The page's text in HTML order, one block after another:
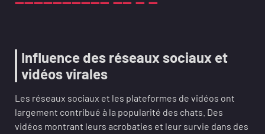
Influence des réseaux sociaux et
vidéos virales
Les réseaux sociaux et les plateformes de vidéos ont
largement contribué à la popularité des chats. Des
vidéos montrant leurs acrobaties et leur survie dans des